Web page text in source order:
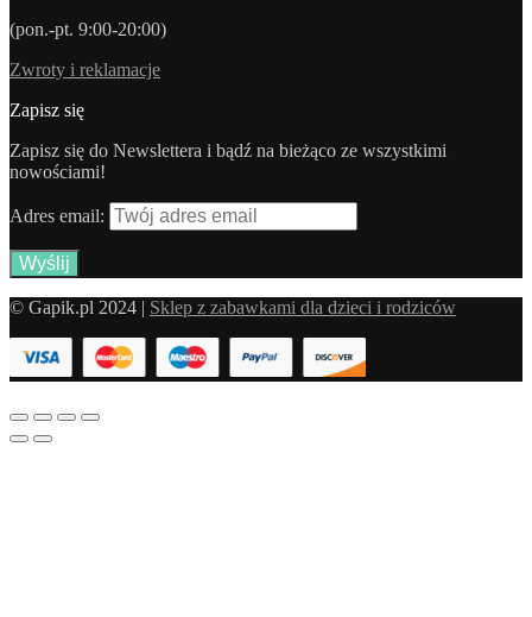
(pon.-pt. 9:00-20:00)
Zwroty i reklamacje
Zapisz się
Zapisz się do Newslettera i bądź na bieżąco ze wszystkimi
nowościami!
Adres email:
© Gapik.pl 2024 | Sklep z zabawkami dla dzieci i rodziców